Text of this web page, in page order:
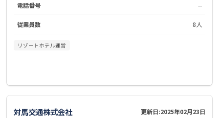
電話番号 --
従業員数 8人
リゾートホテル運営
対馬交通株式会社 更新日:2025年02月23日